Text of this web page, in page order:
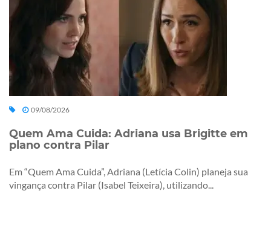
09/08/2026
Quem Ama Cuida: Adriana usa Brigitte em
plano contra Pilar
Em “Quem Ama Cuida”, Adriana (Letícia Colin) planeja sua
vingança contra Pilar (Isabel Teixeira), utilizando...